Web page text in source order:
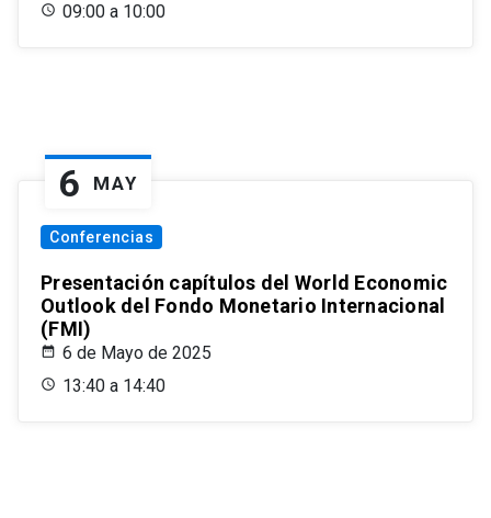
09:00 a 10:00
6 MAY
Conferencias
Presentación capítulos del World Economic
Outlook del Fondo Monetario Internacional
(FMI)
6 de Mayo de 2025
13:40 a 14:40